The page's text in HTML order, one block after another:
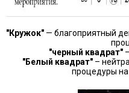
"Кружок" — благоприятный
"черный квадрат"
"Белый квадрат"–
процедуры